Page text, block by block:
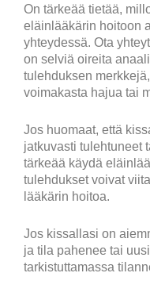
On tärkeää tietää,
eläinlääkärin hoitoon
yhteydessä. Ota
on selviä oireita
tulehduksen
voimakasta hajua tai
Jos huomaat, että
jatkuvasti tulehtuneet
tärkeää käydä
tulehdukset voivat
lääkärin hoitoa.
Jos kissallasi on
ja tila pahenee tai
tarkistuttamassa